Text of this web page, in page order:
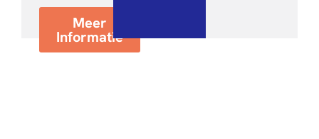
Meer
Informatie